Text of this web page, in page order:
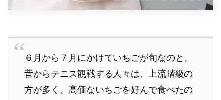
６月から７月にかけていちごが旬なのと、
昔からテニス観戦する人々は、上流階級の
方が多く、高価ないちごを好んで食べたの